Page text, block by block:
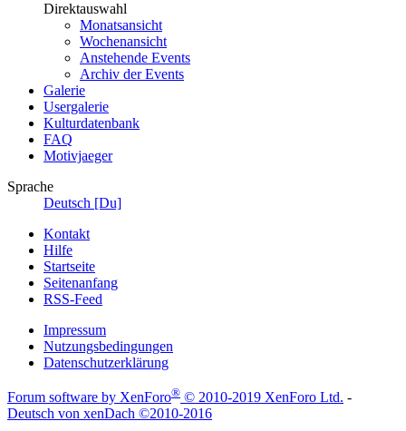
Direktauswahl
Monatsansicht
Wochenansicht
Anstehende Events
Archiv der Events
Galerie
Usergalerie
Kulturdatenbank
FAQ
Motivjaeger
Sprache
Deutsch [Du]
Kontakt
Hilfe
Startseite
Seitenanfang
RSS-Feed
Impressum
Nutzungsbedingungen
Datenschutzerklärung
Forum software by XenForo® © 2010-2019 XenForo Ltd. -
Deutsch von xenDach ©2010-2016